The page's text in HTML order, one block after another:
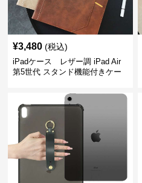
¥3,480 (税込)
iPadケース レザー調 iPad Air
第5世代 スタンド機能付きケー